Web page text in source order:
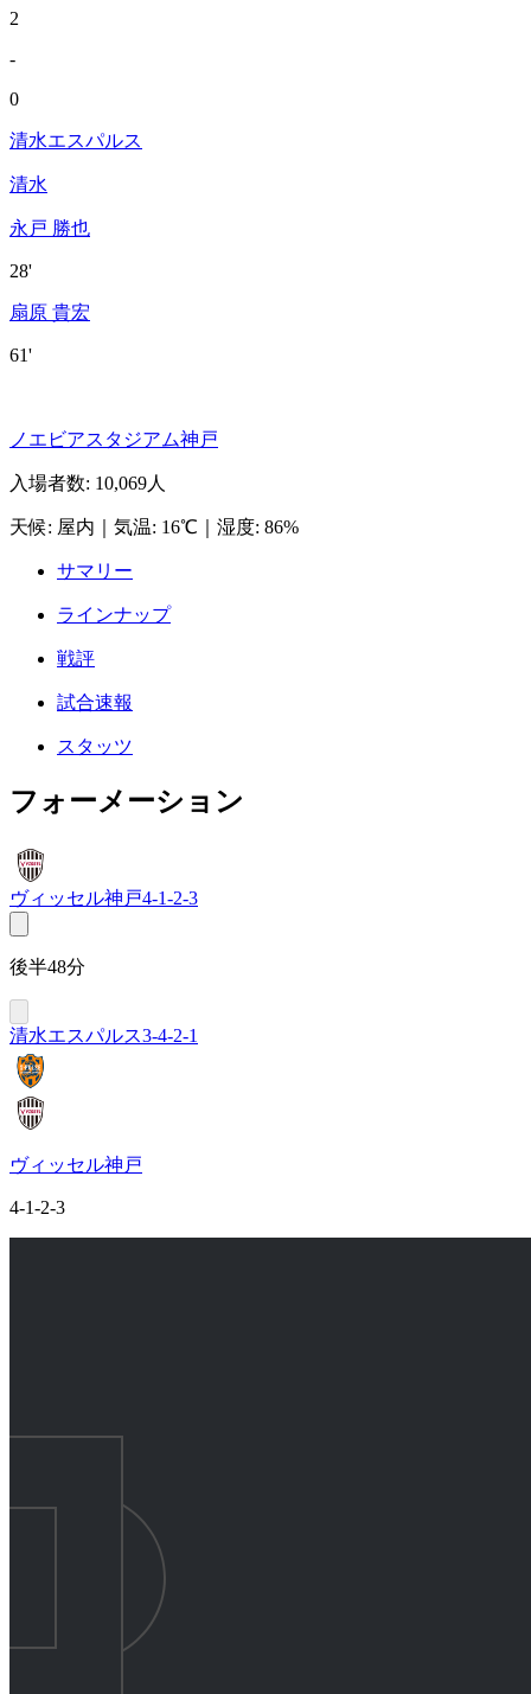
2
-
0
清水エスパルス
清水
永戸 勝也
28'
扇原 貴宏
61'
ノエビアスタジアム神戸
入場者数: 10,069人
天候: 屋内 気温: 16℃ 湿度: 86%
サマリー
ラインナップ
戦評
試合速報
スタッツ
フォーメーション
ヴィッセル神戸4-1-2-3
後半48分
清水エスパルス3-4-2-1
ヴィッセル神戸
4-1-2-3